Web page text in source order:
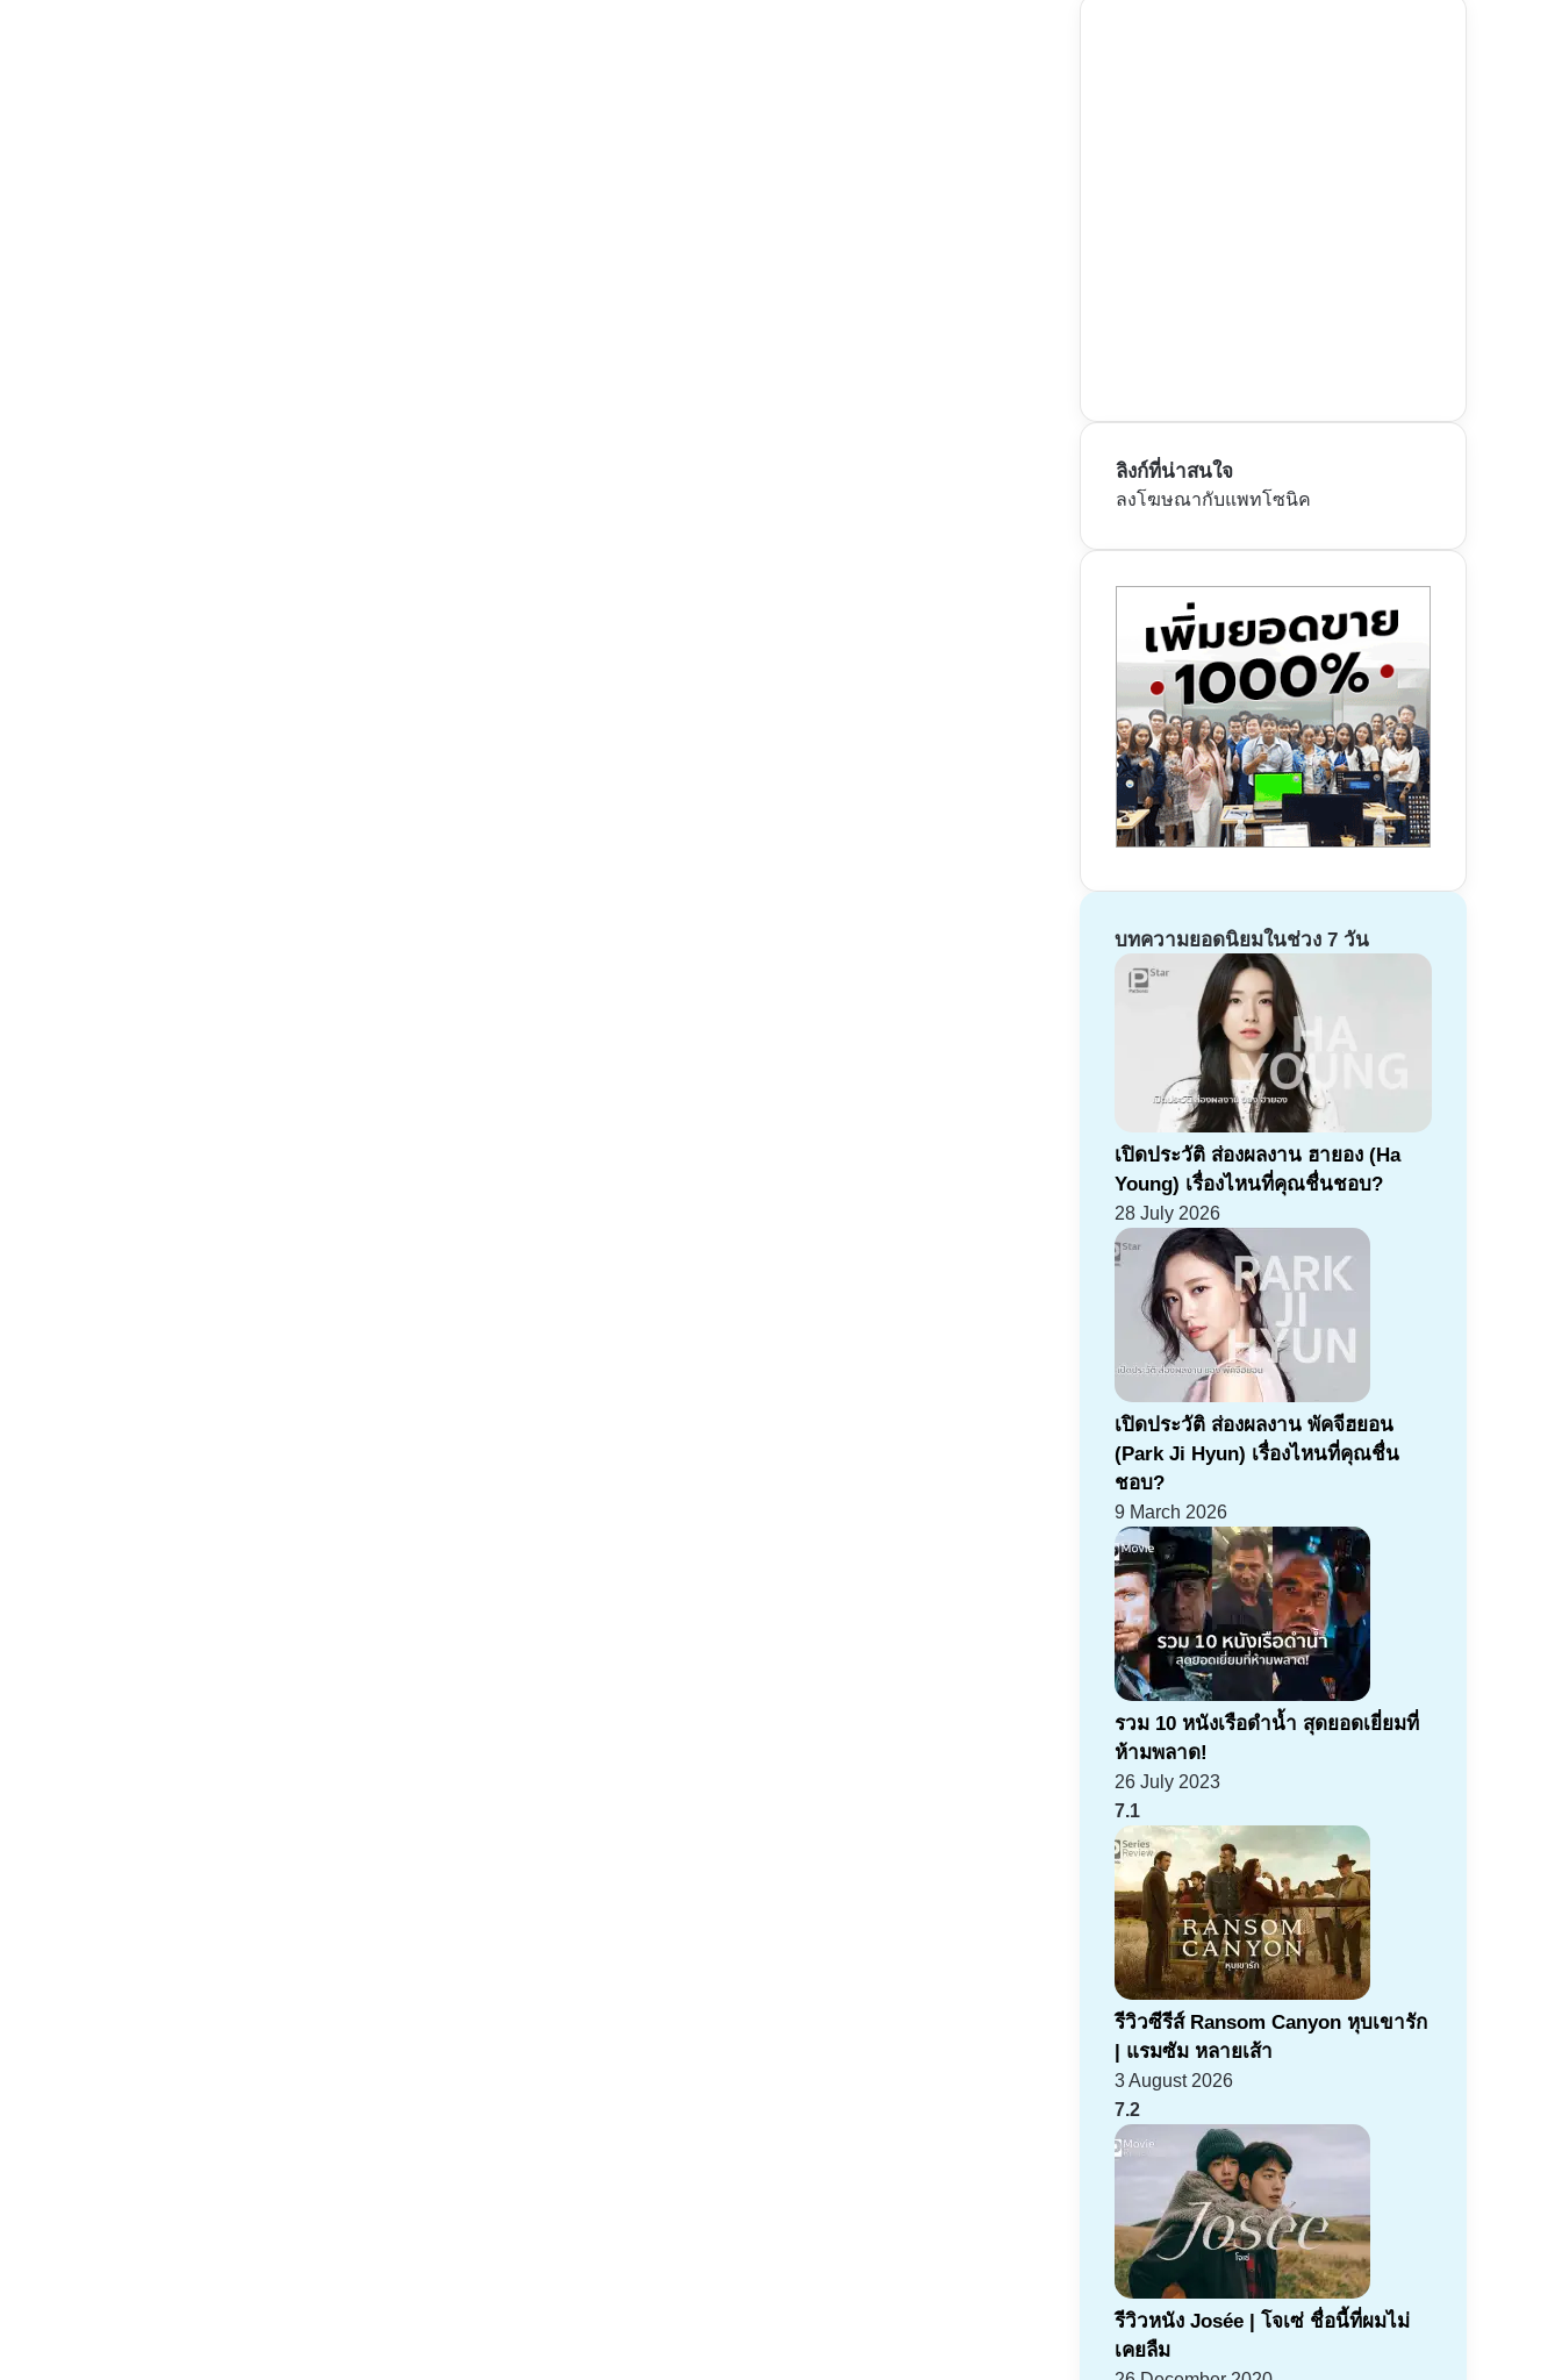
ลิงก์ที่น่าสนใจ
ลงโฆษณากับแพทโซนิค
บทความยอดนิยมในช่วง 7 วัน
เปิดประวัติ ส่องผลงาน ฮายอง (Ha
Young) เรื่องไหนที่คุณชื่นชอบ?
28 July 2026
เปิดประวัติ ส่องผลงาน พัคจีฮยอน
(Park Ji Hyun) เรื่องไหนที่คุณชื่น
ชอบ?
9 March 2026
รวม 10 หนังเรือดำน้ำ สุดยอดเยี่ยมที่
ห้ามพลาด!
26 July 2023
7.1
รีวิวซีรีส์ Ransom Canyon หุบเขารัก
| แรมซัม หลายเส้า
3 August 2026
7.2
รีวิวหนัง Josée | โจเซ่ ชื่อนี้ที่ผมไม่
เคยลืม